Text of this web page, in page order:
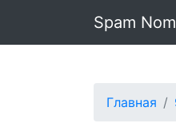
Spam
Главная